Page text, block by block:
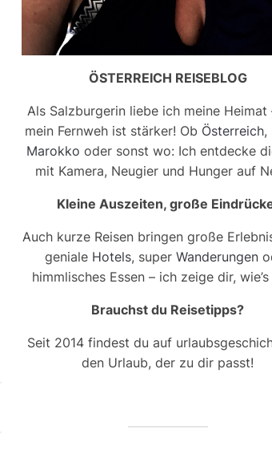
ÖSTERREICH REISEBLOG
Als Salzburgerin liebe ich meine Heimat
mein Fernweh ist stärker! Ob Österreich,
Marokko oder sonst wo: Ich entdecke
mit Kamera, Neugier und Hunger auf
Kleine Auszeiten, große
Auch kurze Reisen bringen große
geniale Hotels, super Wanderungen
himmlisches Essen – ich zeige dir,
Brauchst du Reisetipps?
Seit 2014 findest du auf
den Urlaub, der zu dir passt!